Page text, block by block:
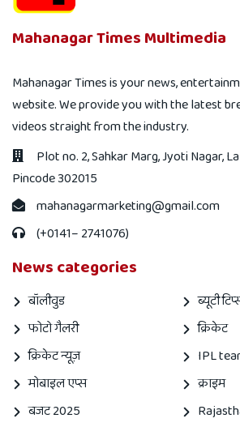
Mahanagar Times Multimedia
Mahanagar Times is your news,
website. We provide you with the latest
videos straight from the industry.
Plot no. 2, Sahkar Marg, Jyoti Nagar,
Pincode 302015
mahanagarmarketing@gmail.com
(+0141– 2741076)
News categories
बॉलीवुड
ब्यूटी
फोटो गैलरी
क्रिकेट
क्रिकेट न्यूज़
IPL
मोबाइल एप्स
क्राइम
बजट 2025